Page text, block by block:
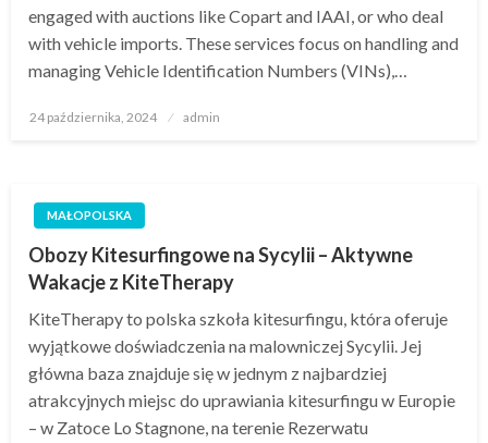
engaged with auctions like Copart and IAAI, or who deal
with vehicle imports. These services focus on handling and
managing Vehicle Identification Numbers (VINs),…
Opublikowane
24 października, 2024 admin
MAŁOPOLSKA
Obozy Kitesurfingowe na Sycylii – Aktywne
Wakacje z KiteTherapy
KiteTherapy to polska szkoła kitesurfingu, która oferuje
wyjątkowe doświadczenia na malowniczej Sycylii. Jej
główna baza znajduje się w jednym z najbardziej
atrakcyjnych miejsc do uprawiania kitesurfingu w Europie
– w Zatoce Lo Stagnone, na terenie Rezerwatu